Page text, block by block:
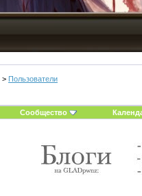
> Пользователи
Сообщество